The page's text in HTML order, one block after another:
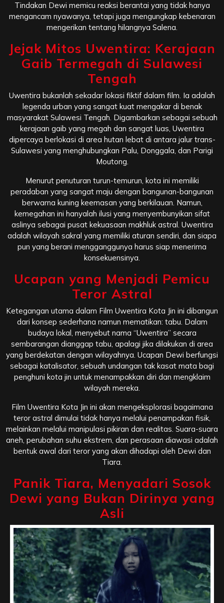
Tindakan Dewi memicu reaksi berantai yang tidak hanya
mengancam nyawanya, tetapi juga mengungkap kebenaran
mengerikan tentang hilangnya Salena.
Jejak Mitos Uwentira: Kerajaan
Gaib Termegah di Sulawesi
Tengah
Uwentira bukanlah sekadar lokasi fiktif dalam film. Ia adalah
legenda urban yang sangat kuat mengakar di benak
masyarakat Sulawesi Tengah. Digambarkan sebagai sebuah
kerajaan gaib yang megah dan sangat luas, Uwentira
dipercaya berlokasi di area hutan lebat di antara jalur trans-
Sulawesi yang menghubungkan Palu, Donggala, dan Parigi
Moutong.
Menurut penuturan turun-temurun, kota ini memiliki
peradaban yang sangat maju dengan bangunan-bangunan
berwarna kuning keemasan yang berkilauan. Namun,
kemegahan ini hanyalah ilusi yang menyembunyikan sifat
aslinya sebagai pusat kekuasaan makhluk astral. Uwentira
adalah wilayah sakral yang memiliki aturan sendiri, dan siapa
pun yang berani mengganggunya harus siap menerima
konsekuensinya.
Ucapan yang Menjadi Pemicu
Teror Astral
Ketegangan utama dalam Film Uwentira Kota Jin ini dibangun
dari konsep sederhana namun mematikan: tabu. Dalam
budaya lokal, menyebut nama “Uwentira” secara
sembarangan dianggap tabu, apalagi jika dilakukan di area
yang berdekatan dengan wilayahnya. Ucapan Dewi berfungsi
sebagai katalisator, sebuah undangan tak kasat mata bagi
penghuni kota jin untuk menampakkan diri dan mengklaim
wilayah mereka.
Film Uwentira Kota Jin ini akan mengeksplorasi bagaimana
teror astral dimulai tidak hanya melalui penampakan fisik,
melainkan melalui manipulasi pikiran dan realitas. Suara-suara
aneh, perubahan suhu ekstrem, dan perasaan diawasi adalah
bentuk awal dari teror yang akan dihadapi oleh Dewi dan
Tiara.
Panik Tiara, Menyadari Sosok
Dewi yang Bukan Dirinya yang
Asli